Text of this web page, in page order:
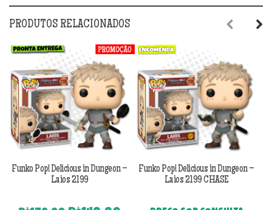
PRODUTOS RELACIONADOS
Funko Pop! Delicious in Dungeon –
Laios 2199
Funko Pop! Delicious in Dungeon –
Laios 2199 CHASE